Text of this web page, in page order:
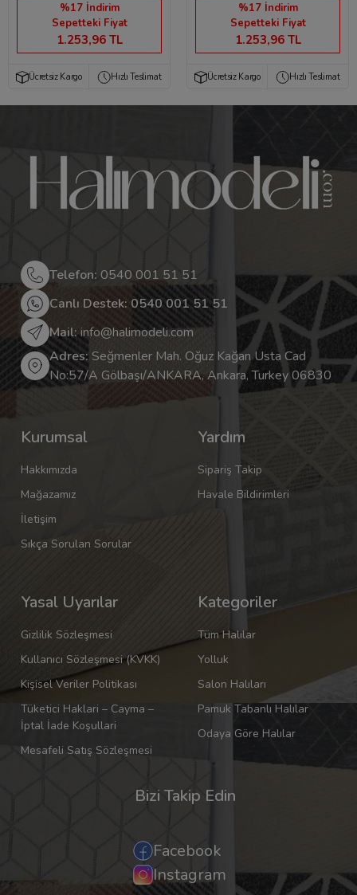
%17 İndirim
Sepetteki Fiyat
1.253,96 TL
Ücretsiz Kargo Hızlı Teslimat
%17 İndirim
Sepetteki Fiyat
1.253,96 TL
Ücretsiz Kargo Hızlı Teslimat
Telefon: 0540 001 51 51
Canlı Destek: 0540 001 51 51
Mail:info@halimodeli.com
Adres: Seğmenler Mah. Oğuz Kağan Usta Cad
No:57/A Gölbaşı/ANKARA, Ankara, Turkey 06830
Kurumsal
Hakkımızda
Mağazamız
İletişim
Sıkça Sorulan Sorular
Yardım
Sipariş Takip
Havale Bildirimleri
Yasal Uyarılar
Gizlilik Sözleşmesi
Kullanıcı Sözleşmesi (KVKK)
Kişisel Veriler Politikası
Tüketici Haklari – Cayma –
İptal İade Koşullari
Mesafeli Satış Sözleşmesi
Kategoriler
Tüm Halılar
Yolluk
Salon Halıları
Pamuk Tabanlı Halılar
Odaya Göre Halılar
Bizi Takip Edin
Facebook
Instagram